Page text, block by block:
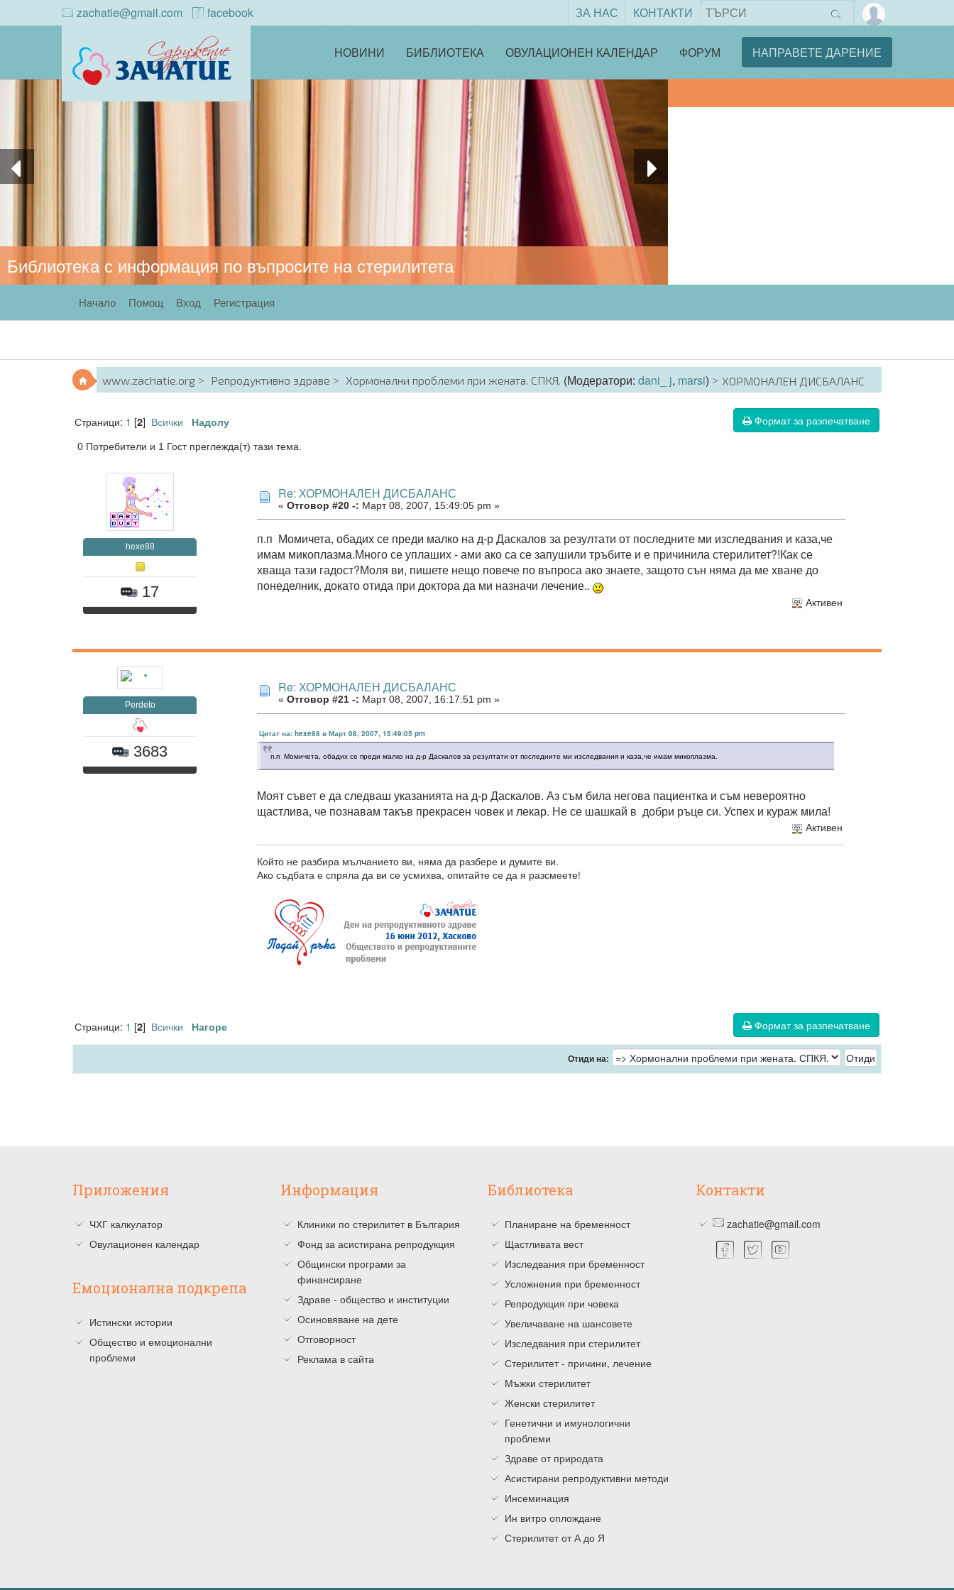
zachatie@gmail.com facebook ЗА НАС КОНТАКТИ
НОВИНИ БИБЛИОТЕКА ОВУЛАЦИОНЕН КАЛЕНДАР ФОРУМ НАПРАВЕТЕ ДАРЕНИЕ
Библиотека с информация по въпросите на стерилитета
Начало Помощ Вход Регистрация
www.zachatie.org Репродуктивно здраве Хормонални проблеми при жената. СПКЯ. (Модератори:dani_ j, marsi) ХОРМОНАЛЕН ДИСБАЛАНС
Формат за разпечатване
Страници: 1 [2] Всички Надолу
0 Потребители и 1 Гост преглежда(т) тази тема.
hexe88
17
Re: ХОРМОНАЛЕН ДИСБАЛАНС
« Отговор #20 -: Март 08, 2007, 15:49:05 pm »
п.п Момичета, обадих се преди малко на д-р Даскалов за резултати от последните ми изследвания и каза,че
имам микоплазма.Много се уплаших - ами ако са се запушили тръбите и е причинила стерилитет?!Как се
хваща тази гадост?Моля ви, пишете нещо повече по въпроса ако знаете, защото сън няма да ме хване до
понеделник, докато отида при доктора да ми назначи лечение..
Активен
Perdeto
3683
Re: ХОРМОНАЛЕН ДИСБАЛАНС
« Отговор #21 -: Март 08, 2007, 16:17:51 pm »
Цитат на: hexe88 в Март 08, 2007, 15:49:05 pm
п.п Момичета, обадих се преди малко на д-р Даскалов за резултати от последните ми изследвания и каза,че имам микоплазма.
Моят съвет е да следваш указанията на д-р Даскалов. Аз съм била негова пациентка и съм невероятно
щастлива, че познавам такъв прекрасен човек и лекар. Не се шашкай в добри ръце си. Успех и кураж мила!
Активен
Който не разбира мълчанието ви, няма да разбере и думите ви.
Ако съдбата е спряла да ви се усмихва, опитайте се да я разсмеете!
Формат за разпечатване
Страници: 1 [2] Всички Нагоре
Отиди на:
Приложения
ЧХГ калкулатор
Овулационен календар
Емоционална подкрепа
Истински истории
Общество и емоционални
проблеми
Информация
Клиники по стерилитет в България
Фонд за асистирана репродукция
Общински програми за
финансиране
Здраве - общество и институции
Осиновяване на дете
Отговорност
Реклама в сайта
Библиотека
Планиране на бременност
Щастливата вест
Изследвания при бременност
Усложнения при бременност
Репродукция при човека
Увеличаване на шансовете
Изследвания при стерилитет
Стерилитет - причини, лечение
Мъжки стерилитет
Женски стерилитет
Генетични и имунологични
проблеми
Здраве от природата
Асистирани репродуктивни методи
Инсеминация
Ин витро оплождане
Стерилитет от А до Я
Контакти
zachatie@gmail.com